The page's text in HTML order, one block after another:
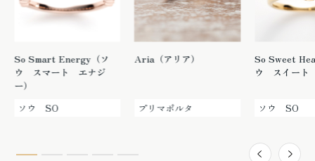
So Smart Energy（ソ
ウ スマート エナジ
ー）
ソウ SO
Aria（アリア）
プリマポルタ
So Sweet
ウ スイート
ソウ SO